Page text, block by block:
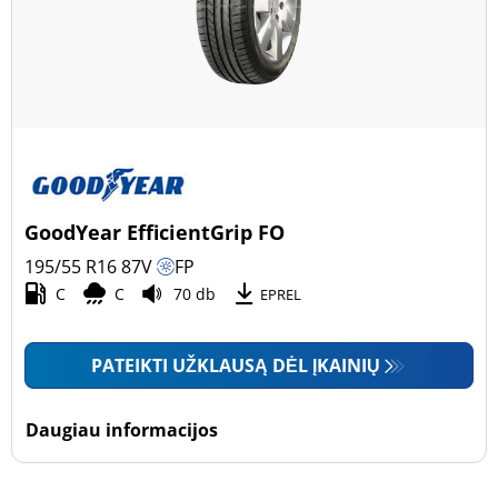
GoodYear EfficientGrip FO
195/55 R1687V FP
C C 70 db EPREL
PATEIKTI UŽKLAUSĄ DĖL ĮKAINIŲ
Daugiau informacijos